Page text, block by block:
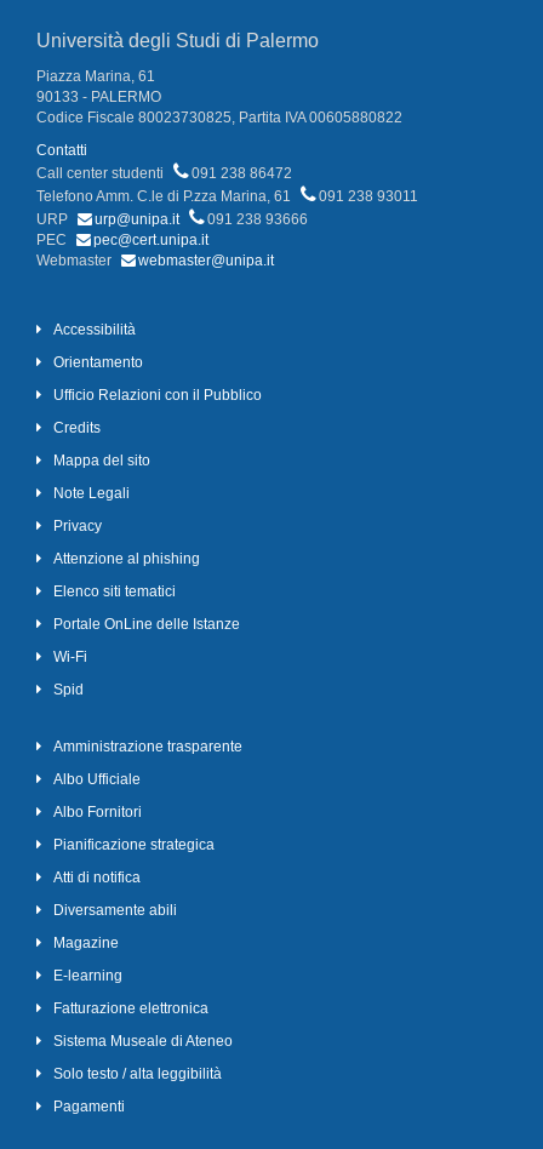
Università degli Studi di Palermo
Piazza Marina, 61
90133 - PALERMO
Codice Fiscale 80023730825, Partita IVA 00605880822
Contatti
Call center studenti
091 238 86472
Telefono Amm. C.le di P.zza Marina, 61
091 238 93011
URP
urp@unipa.it
091 238 93666
PEC
pec@cert.unipa.it
Webmaster
webmaster@unipa.it
Accessibilità
Orientamento
Ufficio Relazioni con il Pubblico
Credits
Mappa del sito
Note Legali
Privacy
Attenzione al phishing
Elenco siti tematici
Portale OnLine delle Istanze
Wi-Fi
Spid
Amministrazione trasparente
Albo Ufficiale
Albo Fornitori
Pianificazione strategica
Atti di notifica
Diversamente abili
Magazine
E-learning
Fatturazione elettronica
Sistema Museale di Ateneo
Solo testo / alta leggibilità
Pagamenti